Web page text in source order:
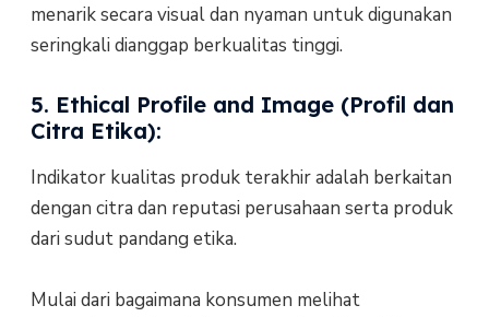
menarik secara visual dan nyaman untuk digunakan
seringkali dianggap berkualitas tinggi.
5. Ethical Profile and Image (Profil dan
Citra Etika):
Indikator kualitas produk terakhir adalah berkaitan
dengan citra dan reputasi perusahaan serta produk
dari sudut pandang etika.
Mulai dari bagaimana konsumen melihat